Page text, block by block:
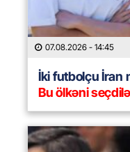
07.08.2026 - 14:45
İki futbolçu İran
Bu ölkəni